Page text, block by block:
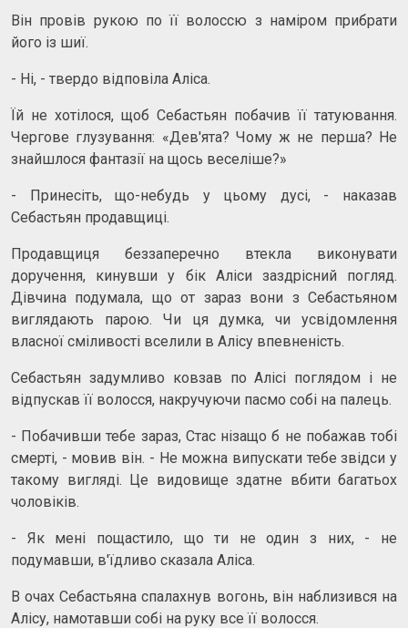
Він провів рукою по її волоссю з наміром прибрати
його із шиї.
- Ні, - твердо відповіла Аліса.
Їй не хотілося, щоб Себастьян побачив її татуювання.
Чергове глузування: «Дев'ята? Чому ж не перша? Не
знайшлося фантазії на щось веселіше?»
- Принесіть, що-небудь у цьому дусі, - наказав
Себастьян продавщиці.
Продавщиця беззаперечно втекла виконувати
доручення, кинувши у бік Аліси заздрісний погляд.
Дівчина подумала, що от зараз вони з Себастьяном
виглядають парою. Чи ця думка, чи усвідомлення
власної сміливості вселили в Алісу впевненість.
Себастьян задумливо ковзав по Алісі поглядом і не
відпускав її волосся, накручуючи пасмо собі на палець.
- Побачивши тебе зараз, Стас нізащо б не побажав тобі
смерті, - мовив він. - Не можна випускати тебе звідси у
такому вигляді. Це видовище здатне вбити багатьох
чоловіків.
- Як мені пощастило, що ти не один з них, - не
подумавши, в'їдливо сказала Аліса.
В очах Себастьяна спалахнув вогонь, він наблизився на
Алісу, намотавши собі на руку все її волосся.